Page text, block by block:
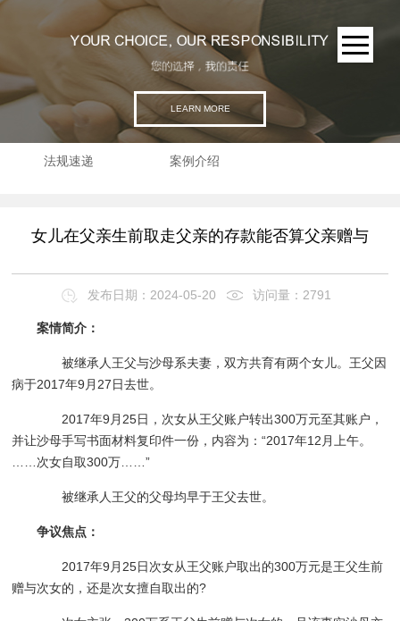
LEARN MORE
法规速递 案例介绍
女儿在父亲生前取走父亲的存款能否算父亲赠与
发布日期：2024-05-20 访问量：2791
案情简介：
被继承人王父与沙母系夫妻，双方共育有两个女儿。王父因
病于2017年9月27日去世。
2017年9月25日，次女从王父账户转出300万元至其账户，
并让沙母手写书面材料复印件一份，内容为：“2017年12月上午。
……次女自取300万……”
被继承人王父的父母均早于王父去世。
争议焦点：
2017年9月25日次女从王父账户取出的300万元是王父生前
赠与次女的，还是次女擅自取出的?